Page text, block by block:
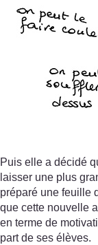
Puis elle a décidé
laisser une plus
préparé une feuille
que cette nouvelle
en terme de
part de ses élèves.